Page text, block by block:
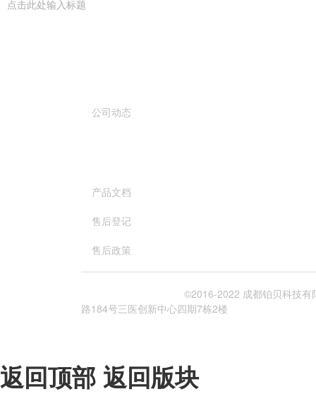
公司动态
产品文档
售后登记
售后政策
©2016-2022 成都铂贝科技
路184号三医创新中心四期7栋2楼
返回顶部 返回版块